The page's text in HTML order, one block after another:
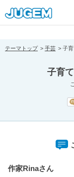
[pear_error:
prefix="" info=""]
テーマトップ 手芸 子
子育
作家Rinaさん